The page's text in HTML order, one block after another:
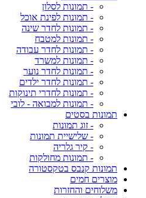
- תמונות לסלון
- תמונות לפינת אוכל
- תמונות לחדר שינה
- תמונות למטבח
- תמונות לחדר עבודה
- תמונות למשרד
- תמונות לחדר נוער
- תמונות לחדר ילדים
- תמונות לחדרי תינוקות
- תמונות למבואה - לובי
תמונות בסטים
- זוג תמונות
- שלישיית תמונות
- קיר גלריה
- תמונות מחולקות
תמונות קנבס בטקסטורה
מוצרים חמים
משלוחים והחזרות